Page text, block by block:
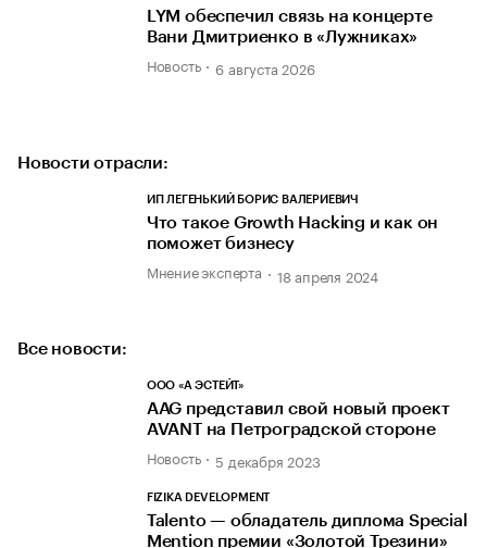
LYM обеспечил связь на концерте
Вани Дмитриенко в «Лужниках»
Новость 6 августа 2026
Новости отрасли:
ИП ЛЕГЕНЬКИЙ БОРИС ВАЛЕРИЕВИЧ
Что такое Growth Hacking и как он
поможет бизнесу
Мнение эксперта 18 апреля 2024
Все новости:
ООО «А ЭСТЕЙТ»
AAG представил свой новый проект
AVANT на Петроградской стороне
Новость 5 декабря 2023
FIZIKA DEVELOPMENT
Talento — обладатель диплома Special
Mention премии «Золотой Трезини»